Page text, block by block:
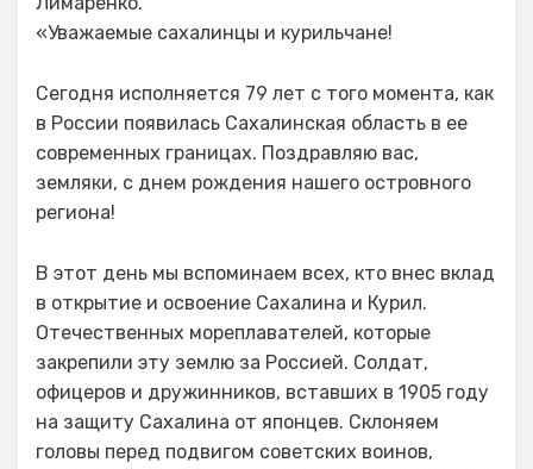
«Уважаемые сахалинцы и курильчане!
Сегодня исполняется 79 лет с того момента, как
в России появилась Сахалинская область в ее
современных границах. Поздравляю вас,
земляки, с днем рождения нашего островного
региона!
В этот день мы вспоминаем всех, кто внес вклад
в открытие и освоение Сахалина и Курил.
Отечественных мореплавателей, которые
закрепили эту землю за Россией. Солдат,
офицеров и дружинников, вставших в 1905 году
на защиту Сахалина от японцев. Склоняем
головы перед подвигом советских воинов,